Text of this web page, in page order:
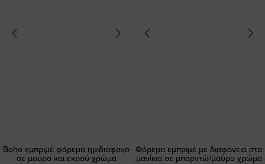
Boho εμπριμέ φόρεμα ημιδιάφανο
σε μαύρο και εκρού χρώμα
Φόρεμα εμπριμέ με διαφάνεια στα
μανίκια σε μπορντώ/μαύρο χρώμα